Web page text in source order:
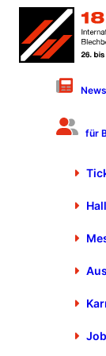
für
Best
Hallen, war
Kundennutzen